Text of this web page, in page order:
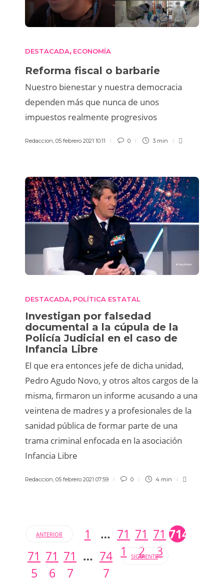
DESTACADA, ECONOMÍA
Reforma fiscal o barbarie
Nuestro bienestar y nuestra democracia
dependen más que nunca de unos
impuestos realmente progresivos
Redaccion, 05 febrero 2021 10:11 0 3 min
DESTACADA, POLÍTICA ESTATAL
Investigan por falsedad
documental a la cúpula de la
Policía Judicial en el caso de
Infancia Libre
El que era entonces jefe de dicha unidad,
Pedro Agudo Novo, y otros altos cargos de la
misma, firmaron un informe acusando a una
veintena de madres y a profesionales de la
sanidad pública de formar parte de una
trama criminal enfocada en la asociación
Infancia Libre
Redaccion 05 febrero 2021 07:59 0 4 min
ANTERIOR 1 … 71
1
71
2
71
3
714
71
5
71
6
71
7
… 74
7
SIGUIENTE